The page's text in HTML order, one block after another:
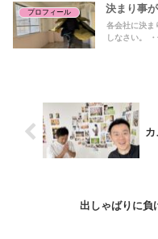
プロフィール 決まり事
各会社に決ま
しなさい。 ・
出しゃばりに負